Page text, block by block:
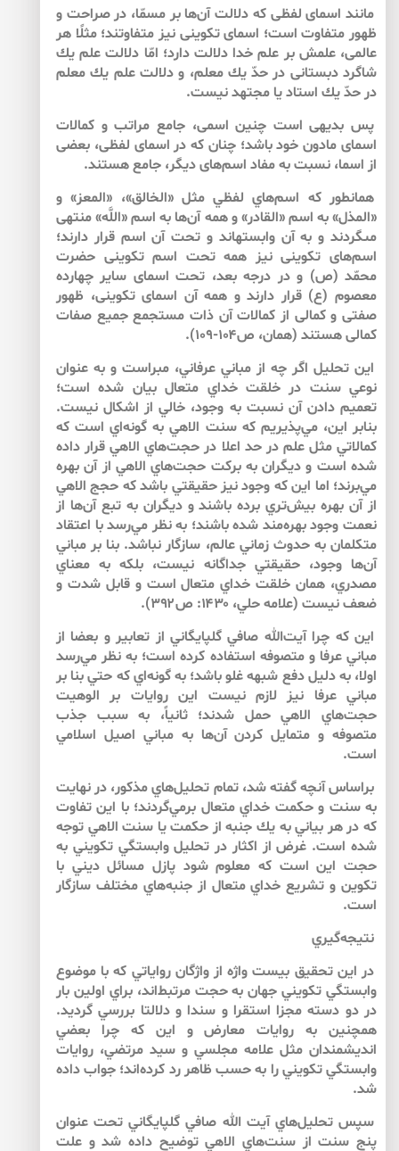
مانند اسماى لفظى كه دلالت آن‌‌ها بر مسمّا،‏ در صراحت و
ظهور متفاوت است؛ اسماى تكوينى نيز متفاوتند؛ مثلًا هر
عالمى، علمش بر علم خدا دلالت دارد؛ امّا دلالت علم يك
شاگرد دبستانى در حدّ يك معلم، و دلالت علم يك معلم
در حدّ يك استاد يا مجتهد نيست.‏
پس بديهى است چنين اسمى، جامع مراتب و كمالات
اسماى مادون خود ‏باشد؛ چنان ‏كه در اسماى لفظى، بعضى
از اسما، نسبت به مفاد اسم‌هاى ديگر، جامع هستند.
همان‏طور كه اسم‌هاي لفظي مثل «الخالق»، «المعز» و
«المذل» به اسم «القادر» و همه آن‌‌ها به اسم «اللَّه» منتهى
مى‏گردند و به آن وابسته‏اند و تحت آن اسم قرار دارند؛
اسم‌هاى تكوينى نيز همه تحت اسم تكوينى حضرت
محمّد (ص) و در درجه بعد، تحت اسماى ساير چهارده
معصوم (ع) قرار دارند و همه آن اسماى تكوينى، ظهور
صفتى و كمالى از كمالات آن ذات مستجمع جميع صفات
كمالى هستند (همان، ص۱۰۴-۱۰۹).
اين تحليل اگر چه از مباني عرفاني، مبراست و به عنوان
نوعي سنت در خلقت خداي متعال بيان شده است؛
تعميم دادن آن نسبت به وجود، خالي از اشكال نيست.
بنابر اين، مي‌پذيريم كه سنت الاهي به گونه‌اي است كه
كمالاتي مثل علم در حد اعلا در حجت‌هاي الاهي قرار داده
شده است و ديگران به بركت حجت‌هاي الاهي از آن بهره
مي‌برند؛ اما اين كه وجود نيز حقيقتي باشد كه حجج الاهي
از آن بهره بيش‌‌تري برده باشند و ديگران به تبع آن‌‌ها از
نعمت وجود بهره‌‌مند شده باشند؛ به نظر مي‌رسد با اعتقاد
متكلمان به حدوث زماني عالم، سازگار نباشد. بنا بر مباني
آن‌‌ها وجود، حقيقتي جداگانه نيست، بلكه به معناي
مصدري، همان خلقت خداي متعال است و قابل شدت و
ضعف نيست (علامه حلي، ۱۴۳۰: ص۳۹۲).
اين كه چرا آيت‌الله صافي گلپايگاني از تعابير و بعضا از
مباني عرفا و متصوفه استفاده كرده است؛ به نظر مي‌رسد
اولا، به دليل دفع شبهه غلو باشد؛ به گونه‌اي كه حتي بنا بر
مباني عرفا نيز لازم نيست اين روايات بر الوهيت
حجت‌هاي الاهي حمل شدند؛ ثانياً، به سبب جذب
متصوفه و متمايل كردن آن‌‌ها به مباني اصيل اسلامي
است.
براساس آنچه گفته شد، تمام تحليل‌هاي مذكور، در نهايت
به سنت و حكمت خداي متعال برمي‌گردند؛ با اين تفاوت
كه در هر بياني به يك جنبه از حكمت يا سنت الاهي توجه
شده است. غرض از اكثار در تحليل وابستگي تكويني به
حجت اين است كه معلوم شود پازل مسائل ديني با
تكوين و تشريع خداي متعال از جنبه‌هاي مختلف سازگار
است.
نتيجه‌‌گيري
در اين تحقيق بيست واژه از واژگان رواياتي كه با موضوع
وابستگي تكويني جهان به حجت مرتبط‌اند، براي اولين بار
در دو دسته مجزا استقرا و سندا و دلالتا بررسي گرديد.
همچنين به روايات معارض و اين كه چرا بعضي
انديشمندان مثل علامه مجلسي و سيد مرتضي، روايات
وابستگي تكويني را به حسب ظاهر رد كرده‌اند؛ جواب داده
شد.
سپس تحليل‌هاي آيت الله صافي گلپايگاني تحت عنوان
پنج سنت از سنت‌هاي الاهي توضيح داده شد و علت